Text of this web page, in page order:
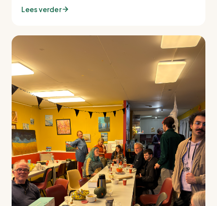
Lees verder